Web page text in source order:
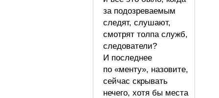
за подозреваемым
следят, слушают,
смотрят толпа служб,
следователи?
И последнее
по «менту», назовите,
сейчас скрывать
нечего, хотя бы места